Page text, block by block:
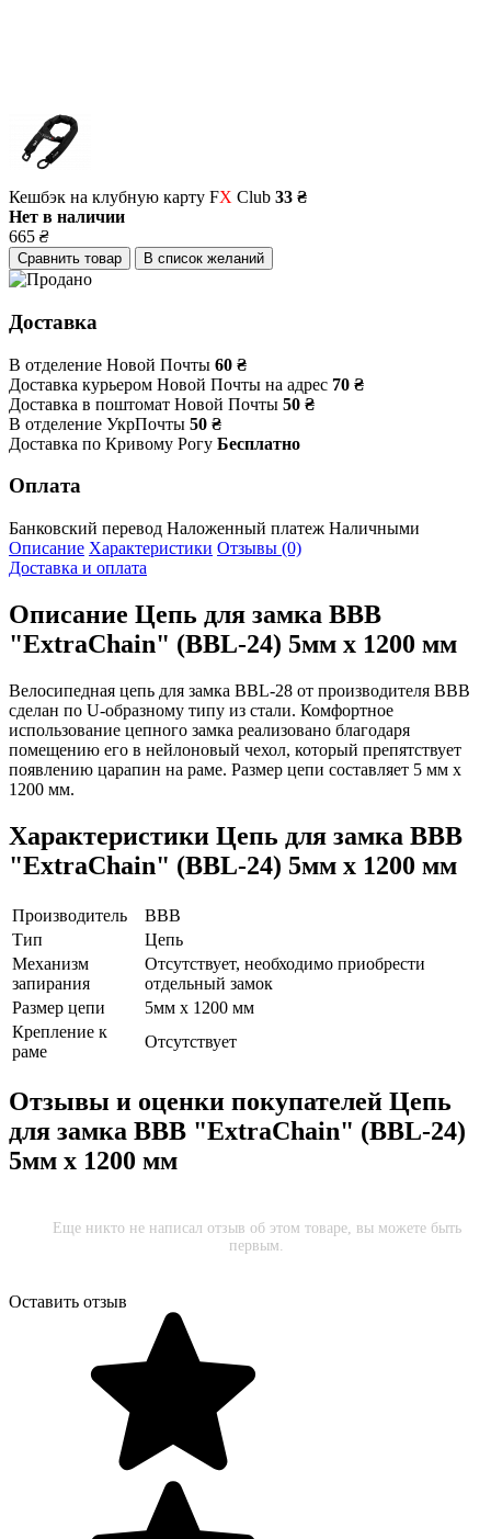
Кешбэк на клубную карту FX Club 33 ₴
Нет в наличии
665 ₴
Сравнить товар В список желаний
Доставка
В отделение Новой Почты 60 ₴
Доставка курьером Новой Почты на адрес 70 ₴
Доставка в поштомат Новой Почты 50 ₴
В отделение УкрПочты 50 ₴
Доставка по Кривому Рогу Бесплатно
Оплата
Банковский перевод Наложенный платеж Наличными
Описание Характеристики Отзывы (0)
Доставка и оплата
Описание Цепь для замка BBB
"ExtraChain" (BBL-24) 5мм х 1200 мм
Велосипедная цепь для замка BBL-28 от производителя BBB
сделан по U-образному типу из стали. Комфортное
использование цепного замка реализовано благодаря
помещению его в нейлоновый чехол, который препятствует
появлению царапин на раме. Размер цепи составляет 5 мм x
1200 мм.
Характеристики Цепь для замка BBB
"ExtraChain" (BBL-24) 5мм х 1200 мм
Производитель
BBB
Тип
Цепь
Механизм
запирания
Отсутствует, необходимо приобрести
отдельный замок
Размер цепи
5мм х 1200 мм
Крепление к
раме
Отсутствует
Отзывы и оценки покупателей Цепь
для замка BBB "ExtraChain" (BBL-24)
5мм х 1200 мм
Еще никто не написал отзыв об этом товаре, вы можете быть
первым.
Оставить отзыв